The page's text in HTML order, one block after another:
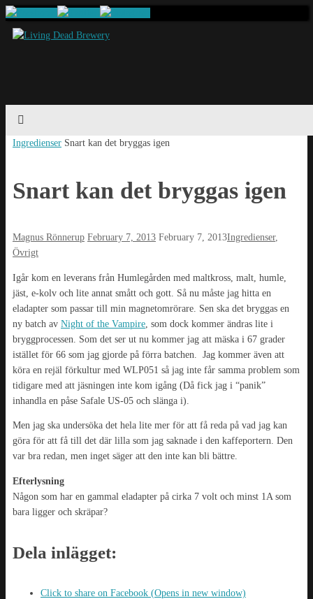
Home
Ingredienser Snart kan det bryggas igen
Snart kan det bryggas igen
Magnus Rönnerup February 7, 2013 February 7, 2013Ingredienser,
Övrigt
Igår kom en leverans från Humlegården med maltkross, malt, humle,
jäst, e-kolv och lite annat smått och gott. Så nu måste jag hitta en
eladapter som passar till min magnetomrörare. Sen ska det bryggas en
ny batch av Night of the Vampire , som dock kommer ändras lite i
bryggprocessen. Som det ser ut nu kommer jag att mäska i 67 grader
istället för 66 som jag gjorde på förra batchen. Jag kommer även att
köra en rejäl förkultur med WLP051 så jag inte får samma problem som
tidigare med att jäsningen inte kom igång (Då fick jag i “panik”
inhandla en påse Safale US-05 och slänga i).
Men jag ska undersöka det hela lite mer för att få reda på vad jag kan
göra för att få till det där lilla som jag saknade i den kaffeportern. Den
var bra redan, men inget säger att den inte kan bli bättre.
Efterlysning
Någon som har en gammal eladapter på cirka 7 volt och minst 1A som
bara ligger och skräpar?
Dela inlägget:
Click to share on Facebook (Opens in new window)